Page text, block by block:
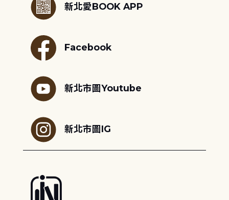
新北愛BOOK APP
Facebook
新北市圖Youtube
新北市圖IG